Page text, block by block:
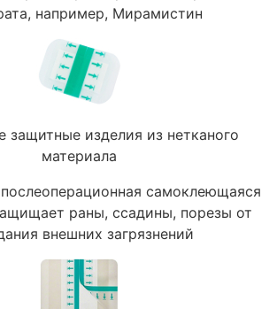
например, Мирамистин
защитные изделия из нетканого
материала
самоклеющаяся
раны, ссадины, порезы от
внешних загрязнений